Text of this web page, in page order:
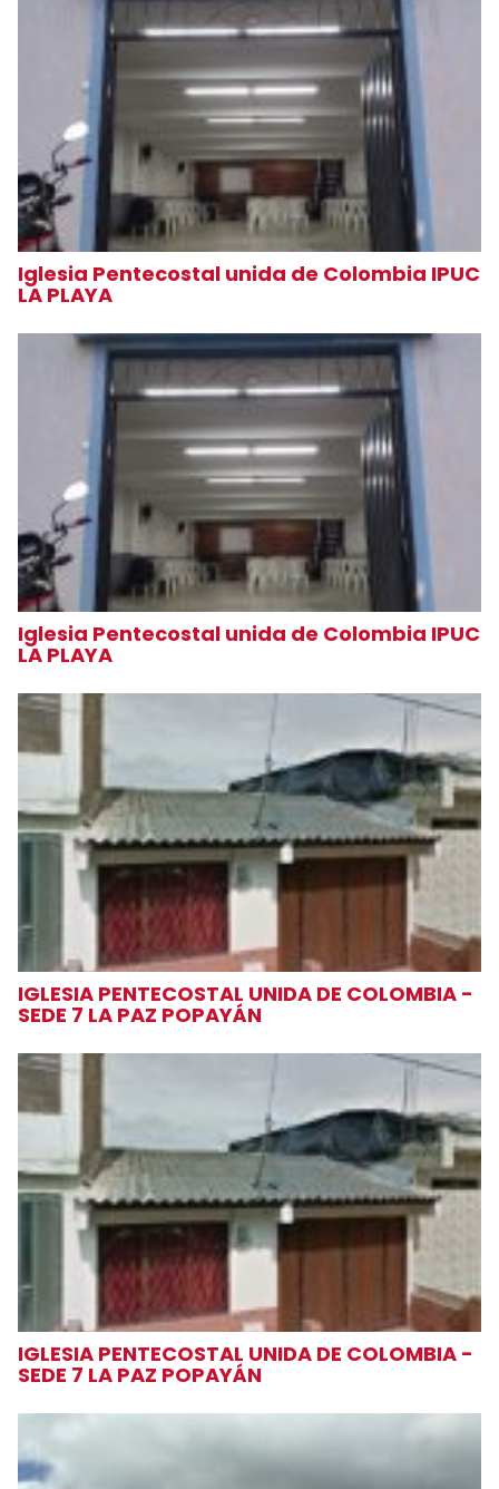
Iglesia Pentecostal unida de Colombia IPUC
LA PLAYA
Iglesia Pentecostal unida de Colombia IPUC
LA PLAYA
IGLESIA PENTECOSTAL UNIDA DE COLOMBIA -
SEDE 7 LA PAZ POPAYÁN
IGLESIA PENTECOSTAL UNIDA DE COLOMBIA -
SEDE 7 LA PAZ POPAYÁN